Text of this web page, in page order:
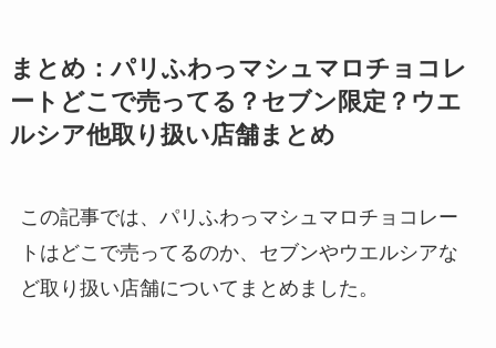
まとめ：パリふわっマシュマロチョコレ
ートどこで売ってる？セブン限定？ウエ
ルシア他取り扱い店舗まとめ
この記事では、パリふわっマシュマロチョコレー
トはどこで売ってるのか、セブンやウエルシアな
ど取り扱い店舗についてまとめました。